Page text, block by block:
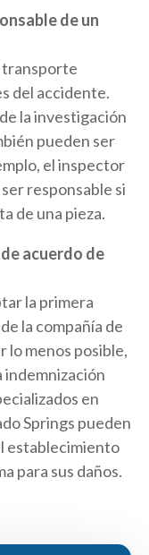
de un
transporte
del accidente.
la investigación
pueden ser
el inspector
responsable si
de una pieza.
acuerdo de
la primera
la compañía de
lo menos posible,
indemnización
en
Springs pueden
establecimiento
para sus daños.